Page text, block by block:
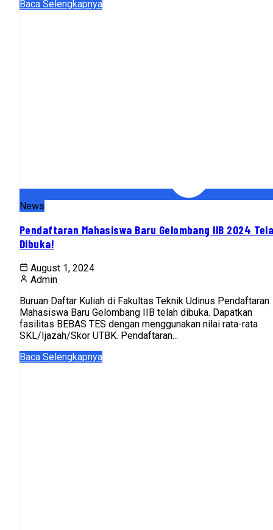
Baca Selengkapnya
News
Pendaftaran Mahasiswa Baru Gelombang IIB 2024
Dibuka!
August 1, 2024
Admin
Buruan Daftar Kuliah di Fakultas Teknik Udinus Pendaftaran
Mahasiswa Baru Gelombang IIB telah dibuka. Dapatkan
fasilitas BEBAS TES dengan menggunakan nilai rata-rata
SKL/Ijazah/Skor UTBK. Pendaftaran...
Baca Selengkapnya